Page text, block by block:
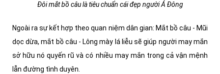
Đôi mắt bồ câu là tiêu chuẩn cái đẹp người Á Đông
Ngoài ra sự kết hợp theo quan niệm dân gian: Mắt bồ câu - Mũi
dọc dừa, mắt bồ câu - Lông mày lá liễu sẽ giúp người may mắn
sở hữu nó quyến rũ và có nhiều may mắn trong cả vận mệnh
lẫn đường tình duyên.